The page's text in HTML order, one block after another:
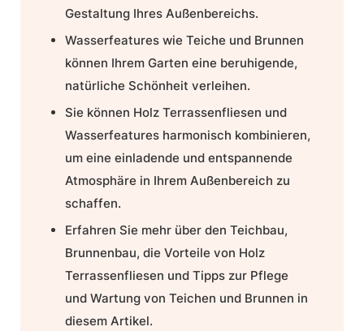
Gestaltung Ihres Außenbereichs.
Wasserfeatures wie Teiche und Brunnen
können Ihrem Garten eine beruhigende,
natürliche Schönheit verleihen.
Sie können Holz Terrassenfliesen und
Wasserfeatures harmonisch kombinieren,
um eine einladende und entspannende
Atmosphäre in Ihrem Außenbereich zu
schaffen.
Erfahren Sie mehr über den Teichbau,
Brunnenbau, die Vorteile von Holz
Terrassenfliesen und Tipps zur Pflege
und Wartung von Teichen und Brunnen in
diesem Artikel.